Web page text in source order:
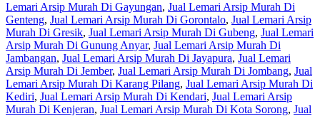
Lemari Arsip Murah Di Gayungan, Jual Lemari Arsip Murah Di
Genteng, Jual Lemari Arsip Murah Di Gorontalo, Jual Lemari Arsip
Murah Di Gresik, Jual Lemari Arsip Murah Di Gubeng, Jual Lemari
Arsip Murah Di Gunung Anyar, Jual Lemari Arsip Murah Di
Jambangan, Jual Lemari Arsip Murah Di Jayapura, Jual Lemari
Arsip Murah Di Jember, Jual Lemari Arsip Murah Di Jombang, Jual
Lemari Arsip Murah Di Karang Pilang, Jual Lemari Arsip Murah Di
Kediri, Jual Lemari Arsip Murah Di Kendari, Jual Lemari Arsip
Murah Di Kenjeran, Jual Lemari Arsip Murah Di Kota Sorong, Jual